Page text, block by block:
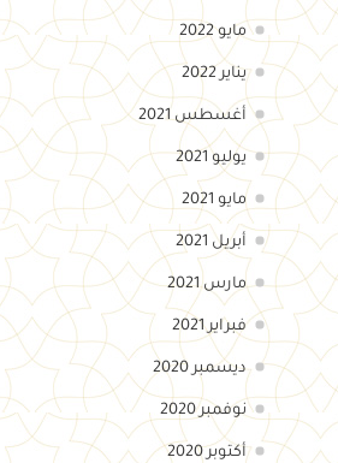
مايو 2022
يناير 2022
أغسطس 2021
يوليو 2021
مايو 2021
أبريل 2021
مارس 2021
فبراير 2021
ديسمبر 2020
نوفمبر 2020
أكتوبر 2020